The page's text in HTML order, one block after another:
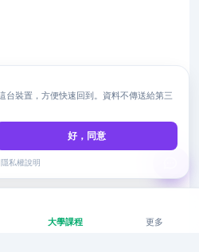
大學課程 更多
台裝置，方便快速回到。資料不傳送給第三
好，同意
隱私權說明